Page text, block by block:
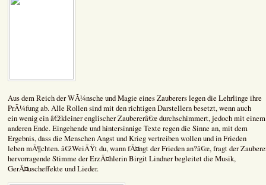
Aus dem Reich der WÃ¼nsche und Magie eines Zauberers legen die Lehrlinge ihre
PrÃ¼fung ab. Alle Rollen sind mit den richtigen Darstellern besetzt, wenn auch
ein wenig ein â€žkleiner englischer Zaubererâ€œ durchschimmert, jedoch mit einem
anderen Ende. Eingehende und hintersinnige Texte regen die Sinne an, mit dem
Ergebnis, dass die Menschen Angst und Krieg vertreiben wollen und in Frieden
leben mÃ¶chten. â€žWeiÃŸt du, wann fÃ¤ngt der Frieden an?â€œ, fragt der
hervorragende Stimme der ErzÃ¤hlerin Birgit Lindner begleitet die Musik,
GerÃ¤uscheffekte und Lieder.